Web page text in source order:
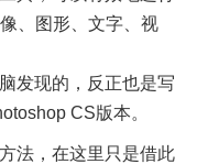
、图形、文字、视
发现的，反正也是写
CS版本。
法，在这里只是借此